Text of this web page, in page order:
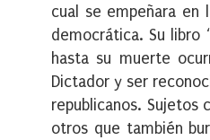
cual se empeñara en
democrática. Su libro
hasta su muerte
Dictador y ser
republicanos. Sujetos
otros que también